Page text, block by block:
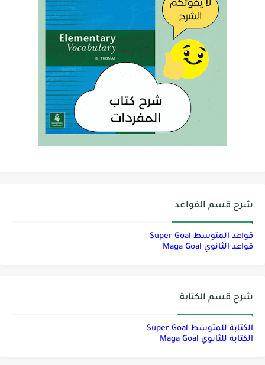
شرح قسم القواعد
قواعد المتوسط Super Goal
قواعد الثانوي Maga Goal
شرح قسم الكتابة
الكتابة للمتوسط Super Goal
الكتابة للثانوي Maga Goal